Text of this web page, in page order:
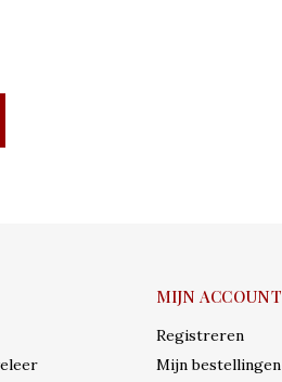
MIJN ACCOUNT
Registreren
Mijn bestellingen